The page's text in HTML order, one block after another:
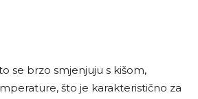
se brzo smjenjuju s kišom,
što je karakteristično za